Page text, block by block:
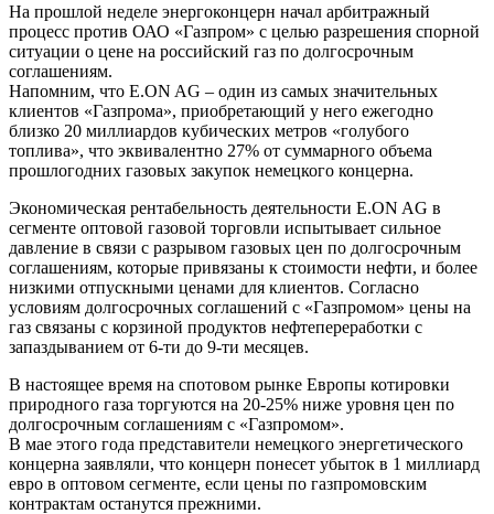
На прошлой неделе энергоконцерн начал арбитражный
процесс против ОАО «Газпром» с целью разрешения спорной
ситуации о цене на российский газ по долгосрочным
соглашениям.
Напомним, что E.ON AG – один из самых значительных
клиентов «Газпрома», приобретающий у него ежегодно
близко 20 миллиардов кубических метров «голубого
топлива», что эквивалентно 27% от суммарного объема
прошлогодних газовых закупок немецкого концерна.
Экономическая рентабельность деятельности E.ON AG в
сегменте оптовой газовой торговли испытывает сильное
давление в связи с разрывом газовых цен по долгосрочным
соглашениям, которые привязаны к стоимости нефти, и более
низкими отпускными ценами для клиентов. Согласно
условиям долгосрочных соглашений с «Газпромом» цены на
газ связаны с корзиной продуктов нефтепереработки с
запаздыванием от 6-ти до 9-ти месяцев.
В настоящее время на спотовом рынке Европы котировки
природного газа торгуются на 20-25% ниже уровня цен по
долгосрочным соглашениям с «Газпромом».
В мае этого года представители немецкого энергетического
концерна заявляли, что концерн понесет убыток в 1 миллиард
евро в оптовом сегменте, если цены по газпромовским
контрактам останутся прежними.